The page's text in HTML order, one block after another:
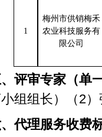
1
梅州市供销梅禾
农业科技服务有
限公司
评审专家（单
组组长）（2
代理服务收费